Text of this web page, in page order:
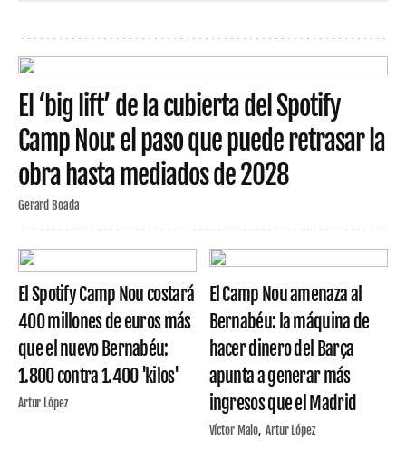
El ‘big lift’ de la cubierta del Spotify
Camp Nou: el paso que puede retrasar la
obra hasta mediados de 2028
Gerard Boada
El Spotify Camp Nou costará
400 millones de euros más
que el nuevo Bernabéu:
1.800 contra 1.400 'kilos'
Artur López
El Camp Nou amenaza al
Bernabéu: la máquina de
hacer dinero del Barça
apunta a generar más
ingresos que el Madrid
Víctor Malo Artur López